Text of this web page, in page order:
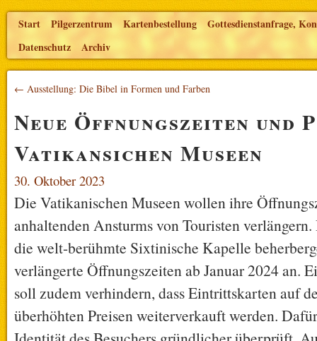
Start Pilgerzentrum Kartenbestellung
Gottesdienstanfrage,
Datenschutz
Archiv
← Ausstellung: Die Bibel in Formen und Farben
Neue Öffnungszeiten und
Vatikansichen Museen
30. Oktober 2023
Die Vatikanischen Museen wollen ihre
anhaltenden Ansturms von Touristen
die welt-berühmte Sixtinische Kapelle
verlängerte Öffnungszeiten ab Januar 2024 an.
soll zudem verhindern, dass Eintrittskarten auf
überhöhten Preisen weiterverkauft werden.